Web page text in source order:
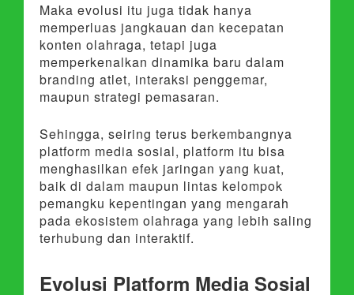
Maka evolusi itu juga tidak hanya
memperluas jangkauan dan kecepatan
konten olahraga, tetapi juga
memperkenalkan dinamika baru dalam
branding atlet, interaksi penggemar,
maupun strategi pemasaran.
Sehingga, seiring terus berkembangnya
platform media sosial, platform itu bisa
menghasilkan efek jaringan yang kuat,
baik di dalam maupun lintas kelompok
pemangku kepentingan yang mengarah
pada ekosistem olahraga yang lebih saling
terhubung dan interaktif.
Evolusi Platform Media Sosial